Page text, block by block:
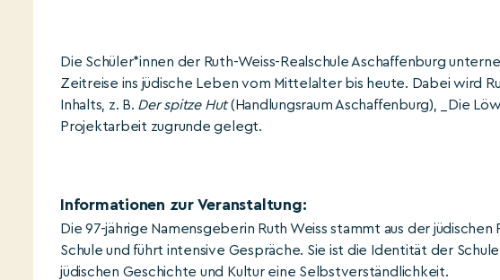
Die Schüler*innen der Ruth-Weiss-Realschule Aschaffenburg
Zeitreise ins jüdische Leben vom Mittelalter bis heute. Dabei wird
Inhalts, z. B. Der spitze Hut(Handlungsraum Aschaffenburg), _Die
Projektarbeit zugrunde gelegt.
Informationen zur Veranstaltung:
Die 97-jährige Namensgeberin Ruth Weiss stammt aus der
Schule und führt intensive Gespräche. Sie ist die Identität der
jüdischen Geschichte und Kultur eine Selbstverständlichkeit.